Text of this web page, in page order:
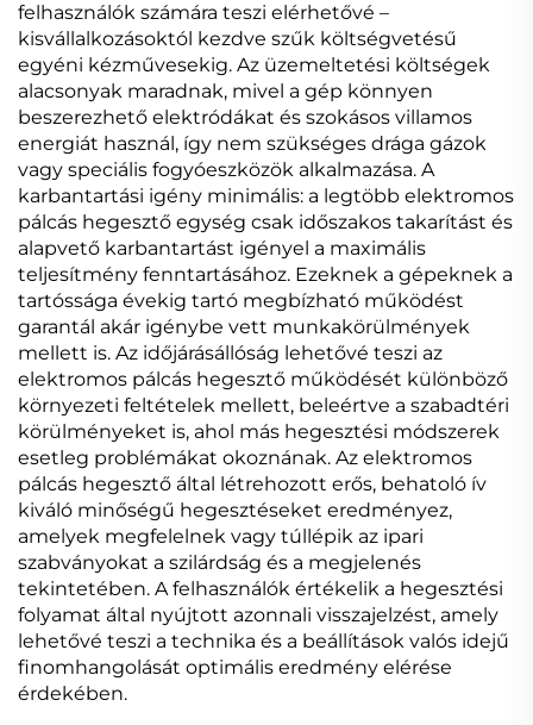
felhasználók számára teszi elérhetővé –
kisvállalkozásoktól kezdve szűk költségvetésű
egyéni kézművesekig. Az üzemeltetési költségek
alacsonyak maradnak, mivel a gép könnyen
beszerezhető elektródákat és szokásos villamos
energiát használ, így nem szükséges drága gázok
vagy speciális fogyóeszközök alkalmazása. A
karbantartási igény minimális: a legtöbb elektromos
pálcás hegesztő egység csak időszakos takarítást és
alapvető karbantartást igényel a maximális
teljesítmény fenntartásához. Ezeknek a gépeknek a
tartóssága évekig tartó megbízható működést
garantál akár igénybe vett munkakörülmények
mellett is. Az időjárásállóság lehetővé teszi az
elektromos pálcás hegesztő működését különböző
környezeti feltételek mellett, beleértve a szabadtéri
körülményeket is, ahol más hegesztési módszerek
esetleg problémákat okoznának. Az elektromos
pálcás hegesztő által létrehozott erős, behatoló ív
kiváló minőségű hegesztéseket eredményez,
amelyek megfelelnek vagy túllépik az ipari
szabványokat a szilárdság és a megjelenés
tekintetében. A felhasználók értékelik a hegesztési
folyamat által nyújtott azonnali visszajelzést, amely
lehetővé teszi a technika és a beállítások valós idejű
finomhangolását optimális eredmény elérése
érdekében.